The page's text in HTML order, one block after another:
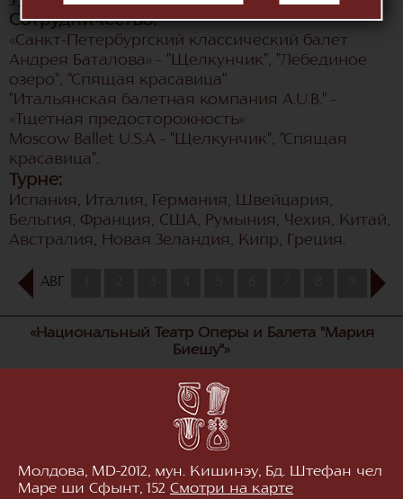
Сотрудничество:
«Санкт-Петербургский классический балет
Андрея Баталова» - "Щелкунчик", "Лебединое
озеро", "Спящая красавица"
"Итальянская балетная компания A.U.B." -
«Тщетная предосторожность»
Moscow Ballet U.S.A - "Щелкунчик", "Спящая
красавица".
Турне:
Испания, Италия, Германия, Швейцария,
Бельгия, Франция, США, Румыния, Чехия, Китай,
Австралия, Новая Зеландия, Кипр, Греция.
АВГ 10
«Национальный Театр Оперы и Балета "Мария
Биешу"»
Молдова, MD-2012, мун. Кишинэу, Бд. Штефан чел
Маре ши Сфынт, 152 Смотри на карте